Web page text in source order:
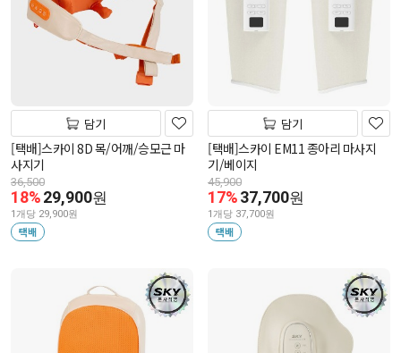
담기
[택배]스카이 8D 목/어깨/승모근 마
사지기
36,500
18%29,900원
1개당 29,900원
택배
담기
[택배]스카이 EM11 종아리 마사지
기/베이지
45,900
17%37,700원
1개당 37,700원
택배